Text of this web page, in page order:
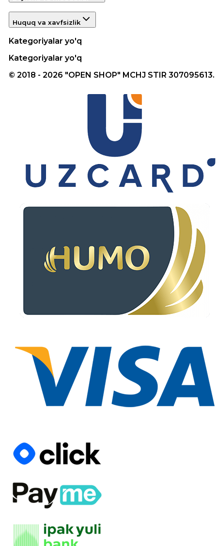
Huquq va xavfsizlik
Kategoriyalar yo'q
Kategoriyalar yo'q
© 2018 - 2026 "OPEN SHOP" MCHJ STIR 307095613.